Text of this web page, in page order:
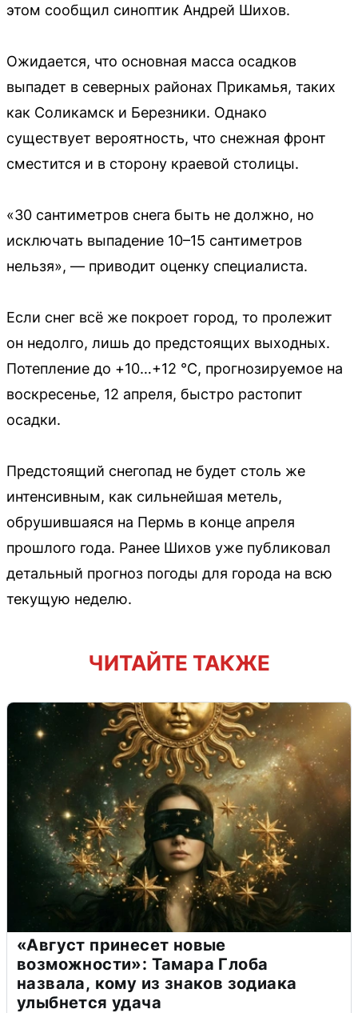
этом сообщил синоптик Андрей Шихов.
Ожидается, что основная масса осадков
выпадет в северных районах Прикамья, таких
как Соликамск и Березники. Однако
существует вероятность, что снежная фронт
сместится и в сторону краевой столицы.
«30 сантиметров снега быть не должно, но
исключать выпадение 10–15 сантиметров
нельзя», — приводит оценку специалиста.
Если снег всё же покроет город, то пролежит
он недолго, лишь до предстоящих выходных.
Потепление до +10…+12 °С, прогнозируемое на
воскресенье, 12 апреля, быстро растопит
осадки.
Предстоящий снегопад не будет столь же
интенсивным, как сильнейшая метель,
обрушившаяся на Пермь в конце апреля
прошлого года. Ранее Шихов уже публиковал
детальный прогноз погоды для города на всю
текущую неделю.
ЧИТАЙТЕ ТАКЖЕ
«Август принесет новые
возможности»: Тамара Глоба
назвала, кому из знаков зодиака
улыбнется удача